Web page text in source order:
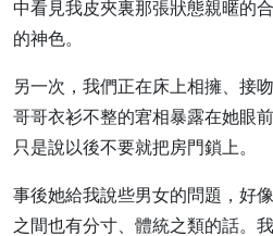
中看見我皮夾裏那張狀態親暱的
的神色。
另一次，我們正在床上相擁、接
哥哥衣衫不整的宭相暴露在她眼
只是說以後不要就把房門鎖上。
事後她給我說些男女的問題，好
之間也有分寸、體統之類的話。